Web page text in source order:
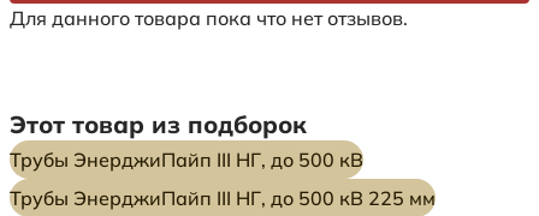
Для данного товара пока что нет отзывов.
Этот товар из подборок
Трубы ЭнерджиПайп III НГ, до 500 кВ
Трубы ЭнерджиПайп III НГ, до 500 кВ 225 мм